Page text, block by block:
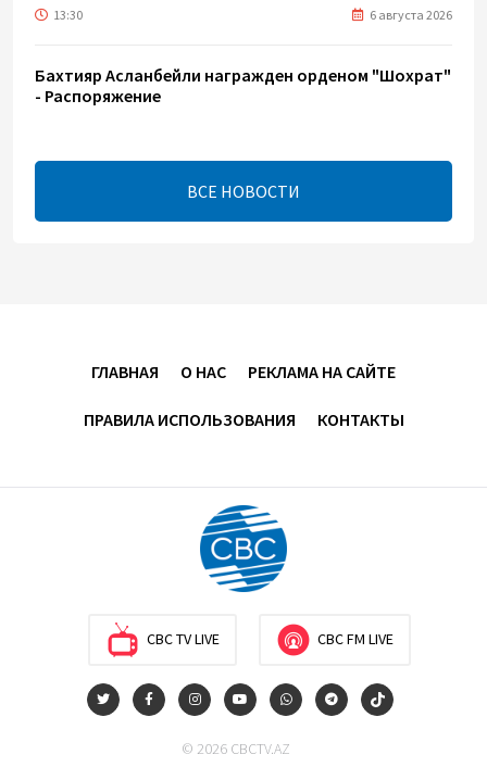
13:30 6 августа 2026
Бахтияр Асланбейли награжден орденом "Шохрат"
- Распоряжение
bp о ходе строительства солнечной
электростанции "Шафаг"
6 августа 2026
Цены на азербайджанскую нефть изменились
Как Азербайджан и Казахстан превращают Каспий
в цифровой узел Евразии
ВСЕ НОВОСТИ
ГЛАВНАЯ О НАС РЕКЛАМА НА САЙТЕ
ПРАВИЛА ИСПОЛЬЗОВАНИЯ КОНТАКТЫ
CBC TV LIVE CBC FM LIVE
© 2026 CBCTV.AZ